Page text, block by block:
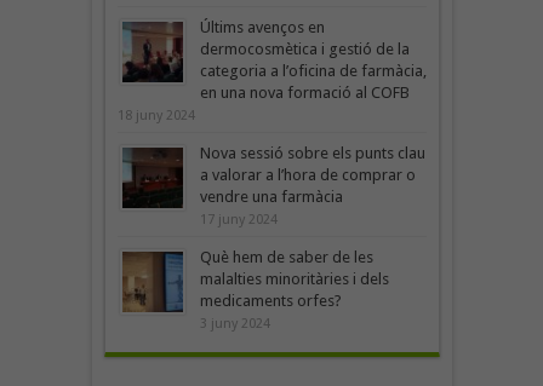
Últims avenços en
dermocosmètica i gestió de la
categoria a l’oficina de farmàcia,
en una nova formació al COFB
18 juny 2024
Nova sessió sobre els punts clau
a valorar a l’hora de comprar o
vendre una farmàcia
17 juny 2024
Què hem de saber de les
malalties minoritàries i dels
medicaments orfes?
3 juny 2024